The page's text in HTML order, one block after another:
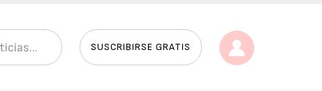
SUSCRIBIRSE GRATIS